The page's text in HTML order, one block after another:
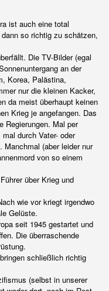
ist auch eine total
so richtig zu schätzen,
Die TV-Bilder (egal
an der
Korea, Palästina,
nur die kleinen Kacker,
da meist überhaupt keinen
Krieg je angefangen. Das
Regierungen. Mal per
durch Vater- oder
(aber leider nur
von so einem
über Krieg und
wie vor kriegt irgendwo
Gelüste.
seit 1945 gestartet und
Die überraschende
schließlich richtig
(selbst in unserer